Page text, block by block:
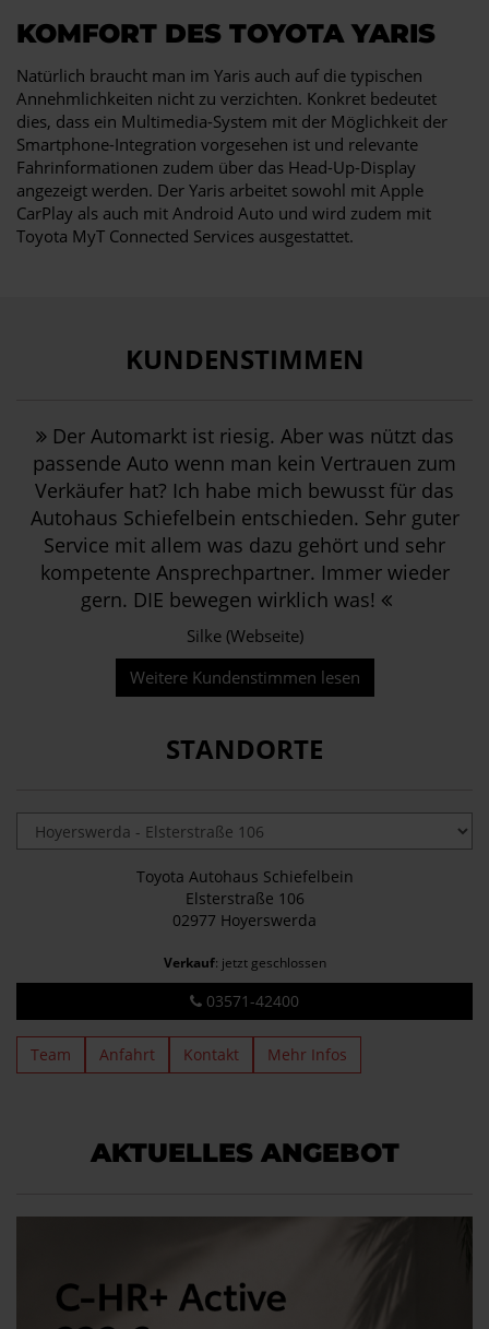
KOMFORT DES TOYOTA YARIS
Natürlich braucht man im Yaris auch auf die typischen
Annehmlichkeiten nicht zu verzichten. Konkret bedeutet
dies, dass ein Multimedia-System mit der Möglichkeit der
Smartphone-Integration vorgesehen ist und relevante
Fahrinformationen zudem über das Head-Up-Display
angezeigt werden. Der Yaris arbeitet sowohl mit Apple
CarPlay als auch mit Android Auto und wird zudem mit
Toyota MyT Connected Services ausgestattet.
KUNDENSTIMMEN
Der Automarkt ist riesig. Aber was nützt das
passende Auto wenn man kein Vertrauen zum
Verkäufer hat? Ich habe mich bewusst für das
Autohaus Schiefelbein entschieden. Sehr guter
Service mit allem was dazu gehört und sehr
kompetente Ansprechpartner. Immer wieder
gern. DIE bewegen wirklich was!
Silke (Webseite)
Weitere Kundenstimmen lesen
STANDORTE
Toyota Autohaus Schiefelbein
Elsterstraße 106
02977 Hoyerswerda
Verkauf: jetzt geschlossen
03571-42400
Team Anfahrt Kontakt Mehr Infos
AKTUELLES ANGEBOT